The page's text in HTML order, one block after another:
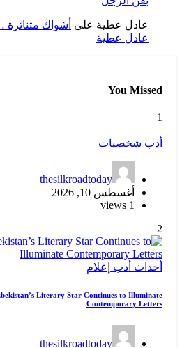
عادل عطية على أشواك
عادل عطية
You Missed
1
أدب شخصيات
thesilkroadtoday
أغسطس 10, 2026
1 views
2
أحداث أدب إعلام
Literary Star Continues to Illuminate
Contemporary Letters
thesilkroadtoday